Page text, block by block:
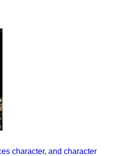
character, and character